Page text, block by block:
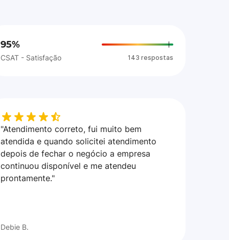
95%
CSAT - Satisfação 143 respostas
"Atendimento correto, fui muito bem
atendida e quando solicitei atendimento
depois de fechar o negócio a empresa
continuou disponível e me atendeu
prontamente."
Debie B.